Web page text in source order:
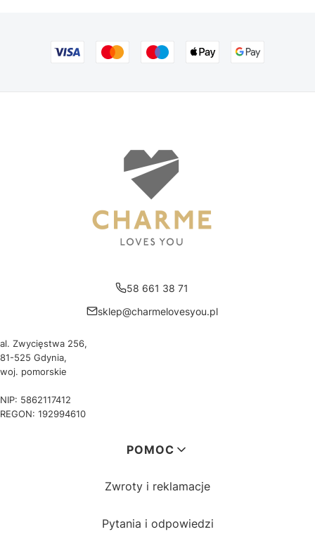
58 661 38 71
sklep@charmelovesyou.pl
al. Zwycięstwa 256,
81-525 Gdynia,
woj. pomorskie
NIP: 5862117412
REGON: 192994610
POMOC
Zwroty i reklamacje
Pytania i odpowiedzi